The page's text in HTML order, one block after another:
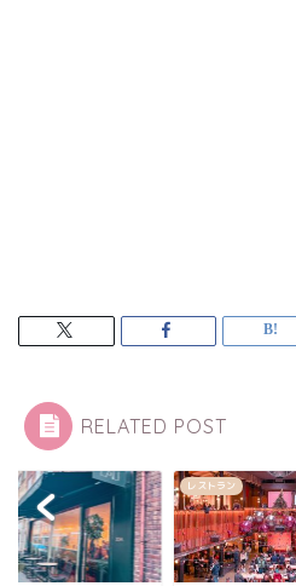
RELATED POST
レストラン